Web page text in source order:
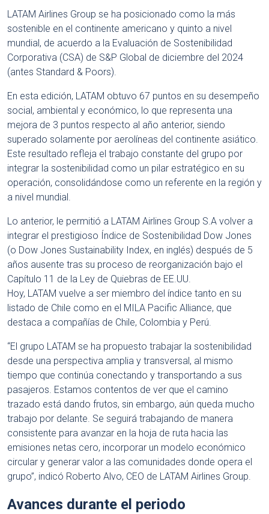
LATAM Airlines Group se ha posicionado como la más
sostenible en el continente americano y quinto a nivel
mundial, de acuerdo a la Evaluación de Sostenibilidad
Corporativa (CSA) de S&P Global de diciembre del 2024
(antes Standard & Poors).
En esta edición, LATAM obtuvo 67 puntos en su desempeño
social, ambiental y económico, lo que representa una
mejora de 3 puntos respecto al año anterior, siendo
superado solamente por aerolíneas del continente asiático.
Este resultado refleja el trabajo constante del grupo por
integrar la sostenibilidad como un pilar estratégico en su
operación, consolidándose como un referente en la región y
a nivel mundial.
Lo anterior, le permitió a LATAM Airlines Group S.A volver a
integrar el prestigioso Índice de Sostenibilidad Dow Jones
(o Dow Jones Sustainability Index, en inglés) después de 5
años ausente tras su proceso de reorganización bajo el
Capítulo 11 de la Ley de Quiebras de EE.UU.
Hoy, LATAM vuelve a ser miembro del índice tanto en su
listado de Chile como en el MILA Pacific Alliance, que
destaca a compañías de Chile, Colombia y Perú.
“El grupo LATAM se ha propuesto trabajar la sostenibilidad
desde una perspectiva amplia y transversal, al mismo
tiempo que continúa conectando y transportando a sus
pasajeros. Estamos contentos de ver que el camino
trazado está dando frutos, sin embargo, aún queda mucho
trabajo por delante. Se seguirá trabajando de manera
consistente para avanzar en la hoja de ruta hacia las
emisiones netas cero, incorporar un modelo económico
circular y generar valor a las comunidades donde opera el
grupo”, indicó Roberto Alvo, CEO de LATAM Airlines Group.
Avances durante el periodo